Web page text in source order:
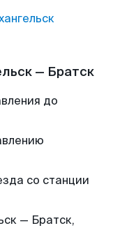
— Братск
до
со станции
— Братск,